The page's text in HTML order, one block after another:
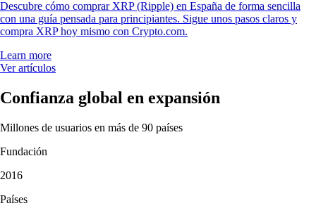
Descubre cómo comprar XRP (Ripple) en España de forma sencilla
con una guía pensada para principiantes. Sigue unos pasos claros y
compra XRP hoy mismo con Crypto.com.
Learn more
Ver artículos
Confianza global en expansión
Millones de usuarios en más de 90 países
Fundación
2016
Países